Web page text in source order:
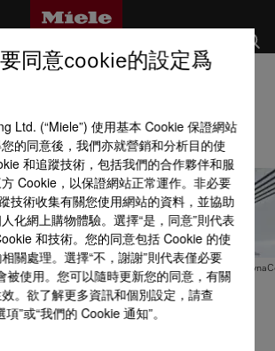
方便使用
MasterCool —
同意cookie的設定爲
Ltd. (“Miele”) 使用基本 Cookie 保證網站
的同意後，我們亦就營銷和分析目的使
和追蹤技術，包括我們的合作夥伴和服
Cookie，以保證網站正常運作。非必要
技術收集有關您使用網站的資料，並協助
化網上購物體驗。選擇“是，同意”則代表
和技術。您的同意包括 Cookie 的使
關處理。選擇“不，謝謝”則代表僅必要
被使用。您可以隨時更新您的同意，有關
。欲了解更多資訊和個別設定，請查
”或“我們的 Cookie 通知”。